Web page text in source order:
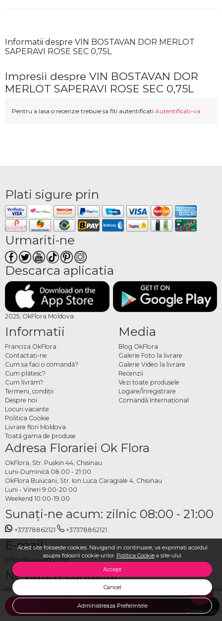
Acest site foloseste cookies. Navigand in continuare, va exprimati acordul
asupra folosirii cookie-urilor. Politica Cookie a site-ului
Accept
Cancel
Administreaza Preferintele
ADAUGA IN COS
Informatii despre VIN BOSTAVAN DOR MERLOT
SAPERAVI ROSE SEC 0,75L
Impresii despre VIN BOSTAVAN DOR
MERLOT SAPERAVI ROSE SEC 0,75L
Pentru a lasa o recenzie trebuie sa fiti autentificati Autentificati-va
Plati sigure prin
Urmariti-ne
Descarca aplicatia
2025, OkFlora Moldova
Informatii
Franciza OkFlora
Contactaţi-ne
Cum sa faci o comandă?
Cum plătesc?
Cum livrăm?
Termeni, condiţii
Despre noi
Locuri vacante
Politica Cookie
Livrare flori Moldova
Toată gama de produse
Media
Blog OkFlora
Galerie Foto la livrare
Galerie Video la livrare
Recenzii
Vezi toate produsele
Logare/Înregistrare
Comandă Internațional
Adresa Florariei Ok Flora
OkFlora, Str. Puskin 44, Chisinau
Luni-Duminică 08:00 - 21:00
OkFlora Buiucani, Str. Ion Luca Caragiale 4, Chisinau
Luni - Vineri 9:00-20:00
Weekend 10:00-19:00
Sunaţi-ne acum: zilnic 08:00 - 21:00
+37378862121 +37378862121
E-mail
office@livrareflori.md
Ne puteți contacta:
whatsapp